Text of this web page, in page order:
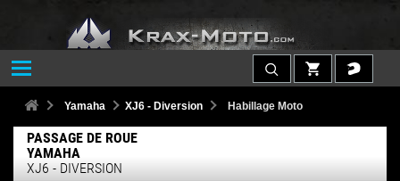
Yamaha XJ6 - Diversion Habillage Moto
PASSAGE DE ROUE
YAMAHA
XJ6 - DIVERSION